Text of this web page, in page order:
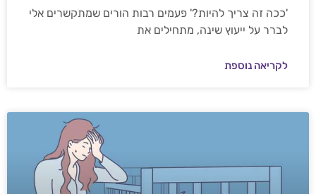
'ככה זה צריך להיות?' פעמים רבות הורים שמתקשרים אלי
לברר על ייעוץ שינה, מתחילים את
לקריאה נוספת